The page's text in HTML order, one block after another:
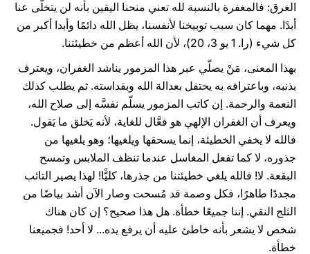
الغرق: فالمغفرة بالنسبة لله تعني منحنا اليقين بأنه لن يتخلّى عنا
أبدًا. مهما كان سبب توبيخنا لأنفسنا، يظل الله دائمًا وأبدا أكبر من
كل شيء (را. 1 يو 3، 20)، لأن الله أعظم من خطيئتنا.
بهذا المعنى، مَنْ يصلّي عبر هذا المزمور يناشد الغفران، ويعترف
بذنبه، وباعترافه به يحتفل بعدالة الله وبقداسته. ثم يطلب كذلك
النعمة والرحمة. إن كاتب المزمور يسلّم نفسَّه إلى صلاح الله،
ويعرف أن الغفران الإلهي هو فعَّال للغاية، لأنه يَخلق ما يَقول.
فالله لا يخفي الخطيئة، إنما يسحقها ويلغيها؛ وهو يلغيها من
جذوره، لا كما تفعل المغاسل عندما تنظف الملابس وتمسح
البقعة. لا! فالله يلغي خطيئتنا من جذرها، كليًّا! لهذا يصير التائب
مجددًا طاهرًا، فكل وصمة قد مُسحت وصار الآن أشد بياضًا من
الثلج النقي. إننا جميعًا خطأة. هل هذا صحيح؟ إن كان هناك
شخص لا يشعر بأنه خاطئ عليه أن يرفع يده... لا أحد! فجميعنا
خطأة.